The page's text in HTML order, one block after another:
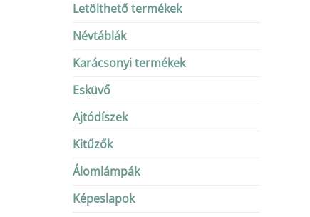
Letölthető termékek
Névtáblák
Karácsonyi termékek
Esküvő
Ajtódíszek
Kitűzők
Álomlámpák
Képeslapok